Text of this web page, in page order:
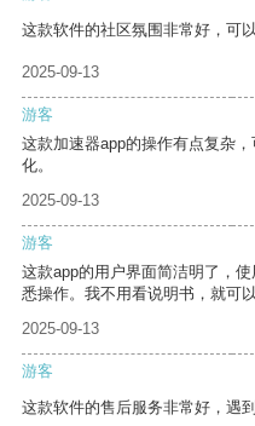
这款软件的社区氛围非常好，可
2025-09-13
游客
这款加速器app的操作有点复杂
化。
2025-09-13
游客
这款app的用户界面简洁明了，
悉操作。我不用看说明书，就可
2025-09-13
游客
这款软件的售后服务非常好，遇